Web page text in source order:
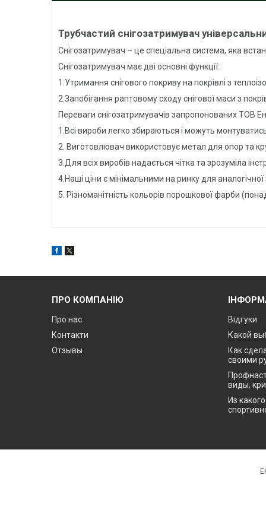
Трубчастий снігозатримувач
Снігозатримувач – це спеціальна система, яка
Снігозатримувач має дві основні функції:
1.Утримання снігового покриву на покрівлі з
2.Запобігання раптовому сходу снігової маси з
Переваги снігозатримувачів запропонованих ТОВ
1.Всі вироби легко збираються і можуть
2. Виготовлювач використовує метал для опор та
3.Для всіх виробів надається чітка та зрозуміла
4.Наші ціни є мінімальними на ринку для аналогічної
5. Різноманітність кольорів порошкової фарби
ПРО КОМПАНІЮ
Про нас
Контакти
Отзывы
Відгуки
Какой
Как
своими
виды,
Из